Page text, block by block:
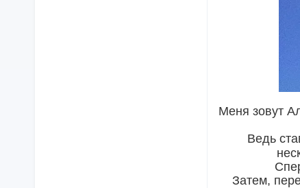
Меня зовут
Ведь
Затем,